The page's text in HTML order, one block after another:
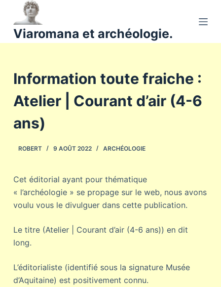
a
o
n
u
Viaromana et archéologie.
Information toute fraiche :
Atelier | Courant d’air (4-6
ans)
ROBERT 9 AOÛT 2022 ARCHÉOLOGIE
Cet éditorial ayant pour thématique
« l’archéologie » se propage sur le web, nous avons
voulu vous le divulguer dans cette publication.
Le titre (Atelier | Courant d’air (4-6 ans)) en dit
long.
L’éditorialiste (identifié sous la signature Musée
d’Aquitaine) est positivement connu.